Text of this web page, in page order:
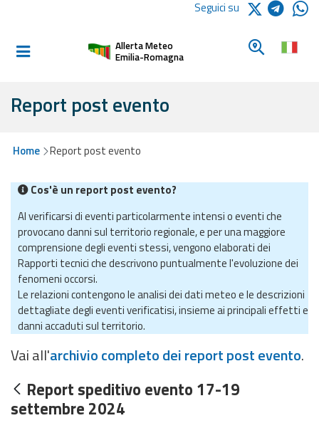
Informati e
Bollettini
Allerte e
Bollettini
Meteo
Allerte e
Bollettini
Valanghe
Monitoraggio
eventi
Previsioni e dati
Previsioni meteo e
marine
Seguici su
Allerta Meteo
Emilia-Romagna
Cerca un
Report post evento
Home Report post evento
Cos'è un report post evento?
Al verificarsi di eventi particolarmente intensi o eventi che
provocano danni sul territorio regionale, e per una maggiore
comprensione degli eventi stessi, vengono elaborati dei
Rapporti tecnici che descrivono puntualmente l'evoluzione dei
fenomeni occorsi.
Le relazioni contengono le analisi dei dati meteo e le descrizioni
dettagliate degli eventi verificatisi, insieme ai principali effetti e
danni accaduti sul territorio.
Vai all'archivio completo dei report post evento.
Report speditivo evento 17-19
settembre 2024